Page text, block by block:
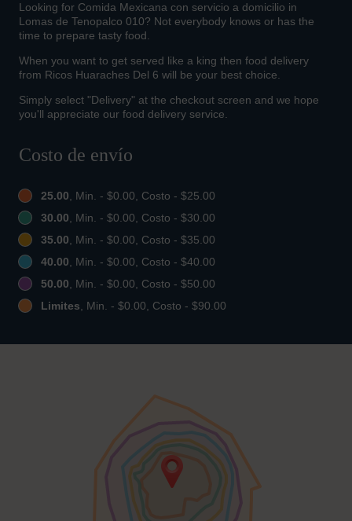
Looking for Comida Mexicana con servicio a domicilio in
Lomas de Tenopalco 010? Not everybody knows or has the
time to prepare tasty food.
When you want to get served like a king then food delivery
from Ricos Huaraches Del 6 will be your best choice.
Simply select "Delivery" at the checkout screen and we hope
you'll appreciate our food delivery service.
Costo de envío
25.00, Min. - $0.00, Costo - $25.00
30.00, Min. - $0.00, Costo - $30.00
35.00, Min. - $0.00, Costo - $35.00
40.00, Min. - $0.00, Costo - $40.00
50.00, Min. - $0.00, Costo - $50.00
Limites, Min. - $0.00, Costo - $90.00